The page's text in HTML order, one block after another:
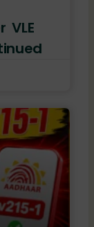
VLE